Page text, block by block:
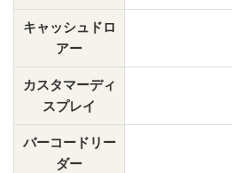
キャッシュドロ
アー
カスタマーディ
スプレイ
バーコードリー
ダー